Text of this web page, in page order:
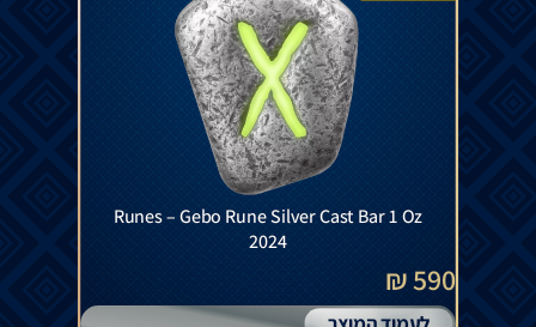
Runes – Gebo Rune Silver Cast Bar 1 Oz
2024
590 ₪